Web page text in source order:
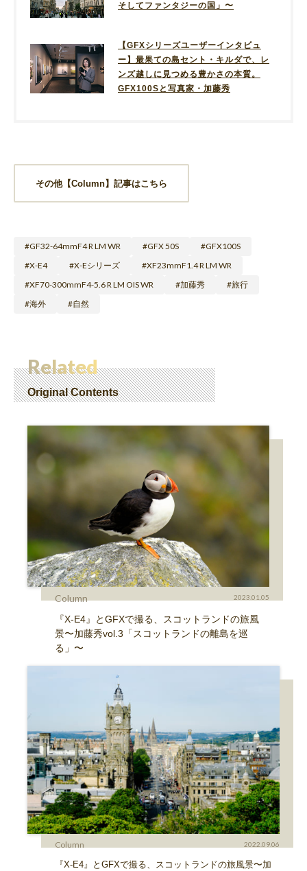
そしてファンタジーの国」〜
【GFXシリーズユーザーインタビュ
ー】最果ての島セント・キルダで、レ
ンズ越しに見つめる豊かさの本質。
GFX100Sと写真家・加藤秀
その他【Column】記事はこちら
GF32-64mmF4 R LM WR GFX 50S
GFX100S
X-E4
X-Eシリーズ
XF23mmF1.4 R LM WR
XF70-300mmF4-5.6 R LM OIS WR
加藤秀
旅行
海外
自然
Related
Original Contents
Column 2023.01.05
『X-E4』とGFXで撮る、スコットランドの旅風
景〜加藤秀vol.3「スコットランドの離島を巡
る」〜
Column 2022.09.06
『X-E4』とGFXで撮る、スコットランドの旅風景〜加